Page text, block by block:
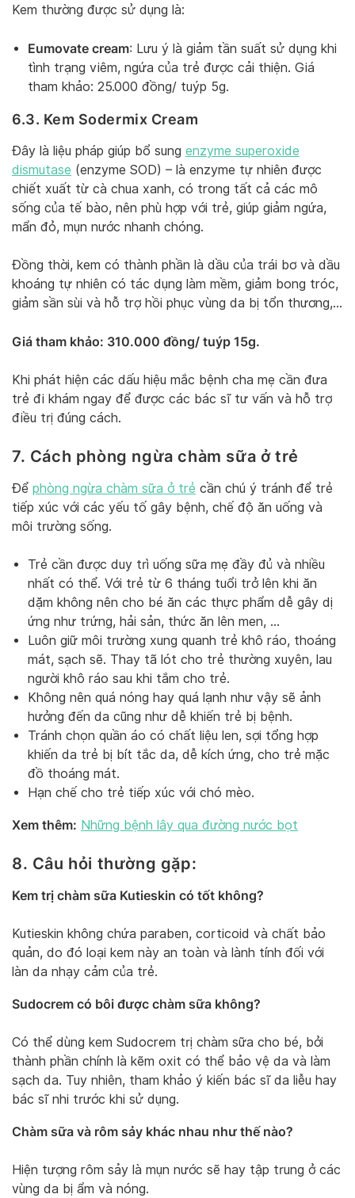
Kem thường được sử dụng là:
Eumovate cream: Lưu ý là giảm tần suất sử dụng khi
tình trạng viêm, ngứa của trẻ được cải thiện. Giá
tham khảo: 25.000 đồng/ tuýp 5g.
6.3. Kem Sodermix Cream
Đây là liệu pháp giúp bổ sung enzyme superoxide
dismutase (enzyme SOD) – là enzyme tự nhiên được
chiết xuất từ cà chua xanh, có trong tất cả các mô
sống của tế bào, nên phù hợp với trẻ, giúp giảm ngứa,
mẩn đỏ, mụn nước nhanh chóng.
Đồng thời, kem có thành phần là dầu của trái bơ và dầu
khoáng tự nhiên có tác dụng làm mềm, giảm bong tróc,
giảm sần sùi và hỗ trợ hồi phục vùng da bị tổn thương,…
Giá tham khảo: 310.000 đồng/ tuýp 15g.
Khi phát hiện các dấu hiệu mắc bệnh cha mẹ cần đưa
trẻ đi khám ngay để được các bác sĩ tư vấn và hỗ trợ
điều trị đúng cách.
7. Cách phòng ngừa chàm sữa ở trẻ
Để phòng ngừa chàm sữa ở trẻ cần chú ý tránh để trẻ
tiếp xúc với các yếu tố gây bệnh, chế độ ăn uống và
môi trường sống.
Trẻ cần được duy trì uống sữa mẹ đầy đủ và nhiều
nhất có thể. Với trẻ từ 6 tháng tuổi trở lên khi ăn
dặm không nên cho bé ăn các thực phẩm dễ gây dị
ứng như trứng, hải sản, thức ăn lên men, …
Luôn giữ môi trường xung quanh trẻ khô ráo, thoáng
mát, sạch sẽ. Thay tã lót cho trẻ thường xuyên, lau
người khô ráo sau khi tắm cho trẻ.
Không nên quá nóng hay quá lạnh như vậy sẽ ảnh
hưởng đến da cũng như dễ khiến trẻ bị bệnh.
Tránh chọn quần áo có chất liệu len, sợi tổng hợp
khiến da trẻ bị bít tắc da, dễ kích ứng, cho trẻ mặc
đồ thoáng mát.
Hạn chế cho trẻ tiếp xúc với chó mèo.
Xem thêm: Những bệnh lây qua đường nước bọt
8. Câu hỏi thường gặp:
Kem trị chàm sữa Kutieskin có tốt không?
Kutieskin không chứa paraben, corticoid và chất bảo
quản, do đó loại kem này an toàn và lành tính đối với
làn da nhạy cảm của trẻ.
Sudocrem có bôi được chàm sữa không?
Có thể dùng kem Sudocrem trị chàm sữa cho bé, bởi
thành phần chính là kẽm oxit có thể bảo vệ da và làm
sạch da. Tuy nhiên, tham khảo ý kiến bác sĩ da liễu hay
bác sĩ nhi trước khi sử dụng.
Chàm sữa và rôm sảy khác nhau như thế nào?
Hiện tượng rôm sảy là mụn nước sẽ hay tập trung ở các
vùng da bị ẩm và nóng.